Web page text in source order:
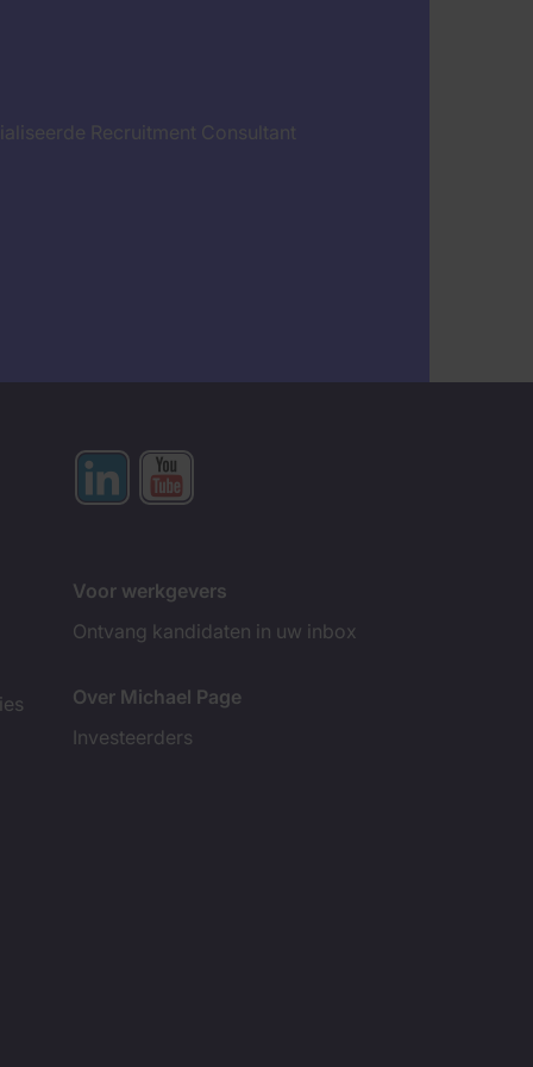
Recruitment Consultant
Voor werkgevers
Ontvang kandidaten in uw inbox
Over Michael Page
Investeerders